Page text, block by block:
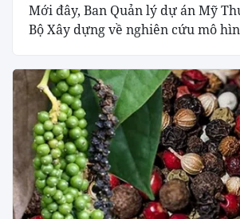
Mới đây, Ban Quản lý dự án Mỹ
Bộ Xây dựng về nghiên cứu mô